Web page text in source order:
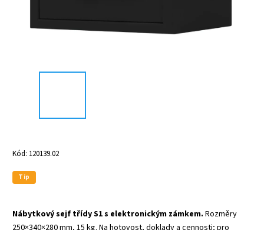
Kód: 120139.02
Tip
Nábytkový sejf třídy S1 s elektronickým zámkem. Rozměry
250×340×280 mm, 15 kg. Na hotovost, doklady a cennosti; pro